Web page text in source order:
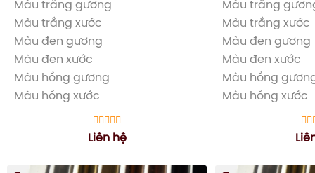
Màu trắng gương
Màu trắng xước
Màu đen gương
Màu đen xước
Màu hồng gương
Màu hồng xước
Liên hệ
Màu trắng
Màu trắng xước
Màu đen gương
Màu đen xước
Màu hồng
Màu hồng xước